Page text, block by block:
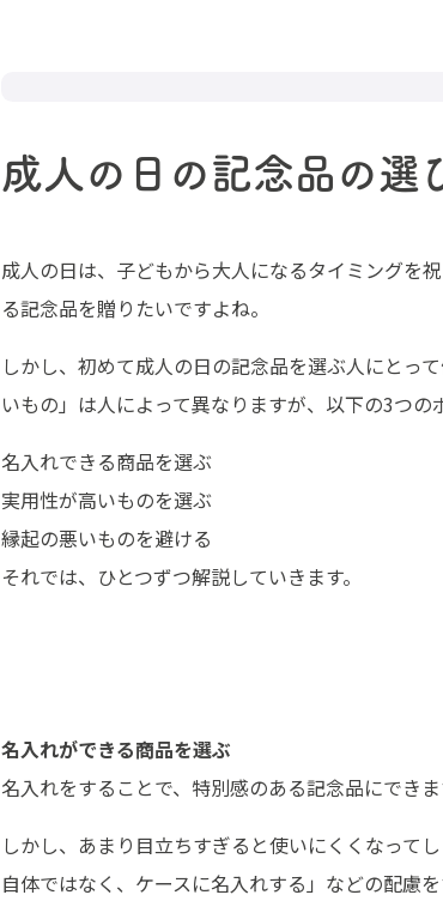
成人の日の記念品の選
成人の日は、子どもから大人になるタイミングを
る記念品を贈りたいですよね。
しかし、初めて成人の日の記念品を選ぶ人にとっ
いもの」は人によって異なりますが、以下の3つの
名入れできる商品を選ぶ
実用性が高いものを選ぶ
縁起の悪いものを避ける
それでは、ひとつずつ解説していきます。
名入れができる商品を選ぶ
名入れをすることで、特別感のある記念品にできま
しかし、あまり目立ちすぎると使いにくくなって
自体ではなく、ケースに名入れする」などの配慮